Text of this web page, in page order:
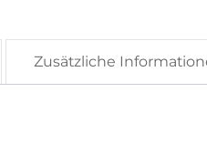
Zusätzliche